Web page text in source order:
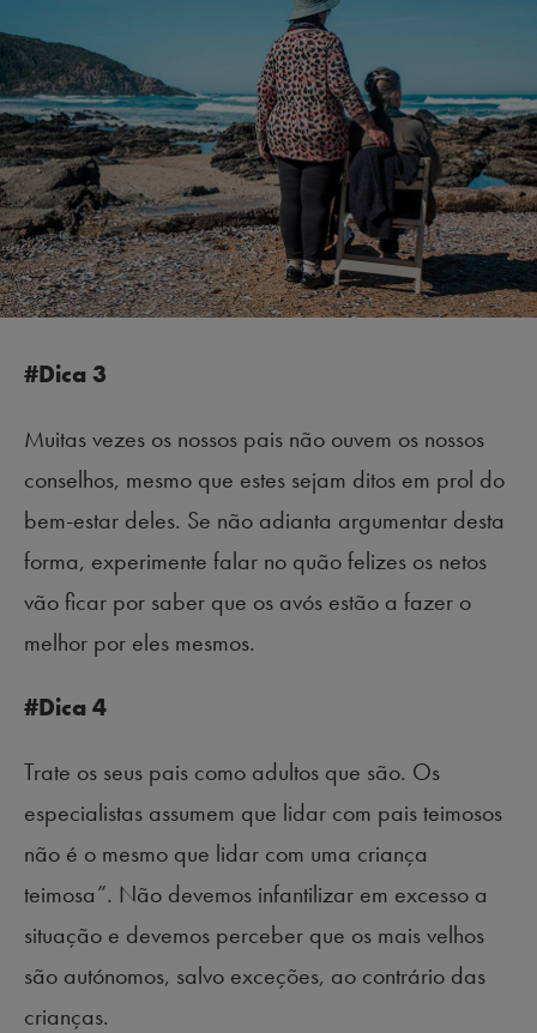
#Dica 3
Muitas vezes os nossos pais não ouvem os nossos
conselhos, mesmo que estes sejam ditos em prol do
bem-estar deles. Se não adianta argumentar desta
forma, experimente falar no quão felizes os netos
vão ficar por saber que os avós estão a fazer o
melhor por eles mesmos.
#Dica 4
Trate os seus pais como adultos que são. Os
especialistas assumem que lidar com pais teimosos
não é o mesmo que lidar com uma criança
teimosa”. Não devemos infantilizar em excesso a
situação e devemos perceber que os mais velhos
são autónomos, salvo exceções, ao contrário das
crianças.